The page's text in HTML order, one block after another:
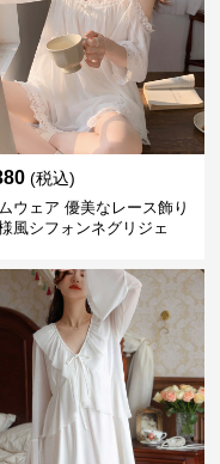
(税込)
ウェア 優美なレース飾り
風シフォンネグリジェ